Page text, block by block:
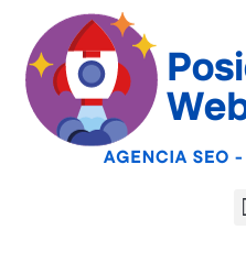
Optimiza tu web
para las AI
Google
Overviews y los
LLMs